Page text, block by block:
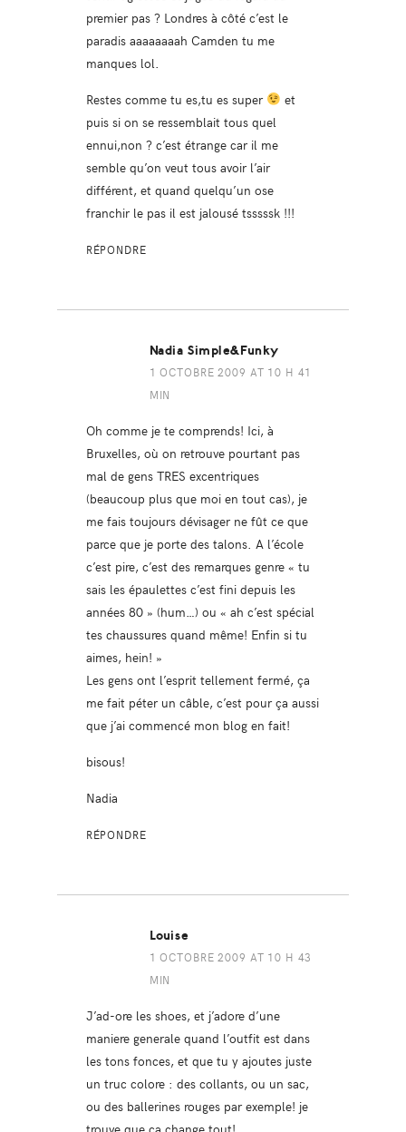
premier pas ? Londres à côté c’est le
paradis aaaaaaaah Camden tu me
manques lol.
Restes comme tu es,tu es super
et
puis si on se ressemblait tous quel
ennui,non ? c’est étrange car il me
semble qu’on veut tous avoir l’air
différent, et quand quelqu’un ose
franchir le pas il est jalousé tsssssk !!!
RÉPONDRE
Nadia Simple&Funky
1 OCTOBRE 2009 AT 10 H 41
MIN
Oh comme je te comprends! Ici, à
Bruxelles, où on retrouve pourtant pas
mal de gens TRES excentriques
(beaucoup plus que moi en tout cas), je
me fais toujours dévisager ne fût ce que
parce que je porte des talons. A l’école
c’est pire, c’est des remarques genre « tu
sais les épaulettes c’est fini depuis les
années 80 » (hum…) ou « ah c’est spécial
tes chaussures quand même! Enfin si tu
aimes, hein! »
Les gens ont l’esprit tellement fermé, ça
me fait péter un câble, c’est pour ça aussi
que j’ai commencé mon blog en fait!
bisous!
Nadia
RÉPONDRE
Louise
1 OCTOBRE 2009 AT 10 H 43
MIN
J’ad-ore les shoes, et j’adore d’une
maniere generale quand l’outfit est dans
les tons fonces, et que tu y ajoutes juste
un truc colore : des collants, ou un sac,
ou des ballerines rouges par exemple! je
trouve que ca change tout!